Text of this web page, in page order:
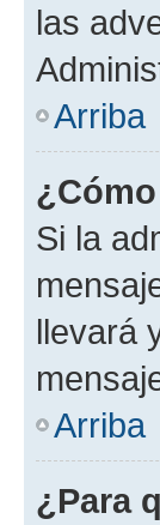
las
Arriba
Si la
llevará
Arriba
¿Para